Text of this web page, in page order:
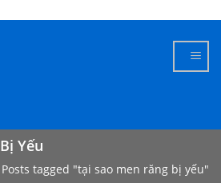
Yếu
tagged "tại sao men răng bị yếu"